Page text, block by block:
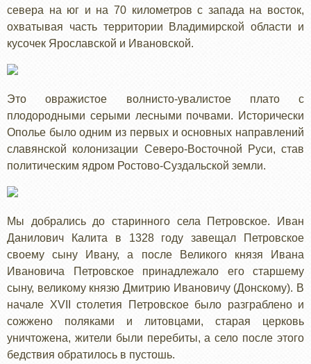
севера на юг и на 70 километров с запада на восток,
охватывая часть территории Владимирской области и
кусочек Ярославской и Ивановской.
Это овражистое волнисто-увалистое плато с
плодородными серыми лесными почвами. Исторически
Ополье было одним из первых и основных направлений
славянской колонизации Северо-Восточной Руси, став
политическим ядром Ростово-Суздальской земли.
Мы добрались до старинного села Петровское. Иван
Данилович Калита в 1328 году завещал Петровское
своему сыну Ивану, а после Великого князя Ивана
Ивановича Петровское принадлежало его старшему
сыну, великому князю Дмитрию Ивановичу (Донскому). В
начале XVII столетия Петровское было разграблено и
сожжено поляками и литовцами, старая церковь
уничтожена, жители были перебиты, а село после этого
бедствия обратилось в пустошь.